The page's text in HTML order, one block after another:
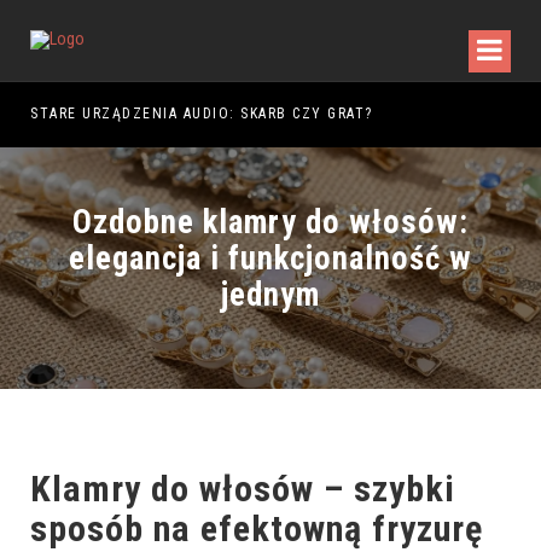
STARE URZĄDZENIA AUDIO: SKARB CZY GRAT?
Ozdobne klamry do włosów:
elegancja i funkcjonalność w
jednym
Klamry do włosów – szybki
sposób na efektowną fryzurę